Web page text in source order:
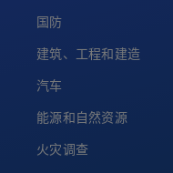
国防
建筑、工程和建造
汽车
能源和自然资源
火灾调查